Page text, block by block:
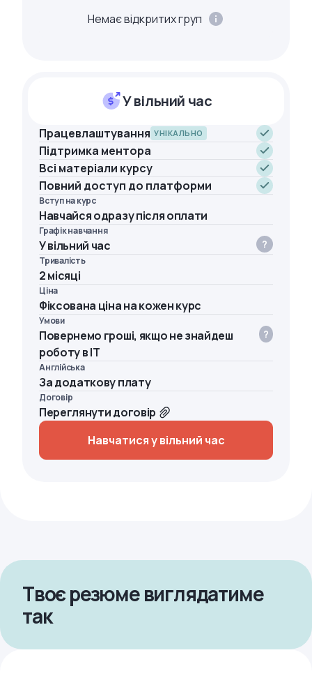
Немає відкритих груп
У вільний час
Працевлаштування УНІКАЛЬНО
Підтримка ментора
Всі матеріали курсу
Повний доступ до платформи
Вступ на курс
Навчайся одразу після оплати
Графік навчання
У вільний час
Тривалість
2 місяці
Ціна
Фіксована ціна на кожен курс
Умови
Повернемо гроші, якщо не знайдеш
роботу в IT
Англійська
За додаткову плату
Договір
Переглянути договір
Навчатися у вільний час
Твоє резюме виглядатиме
так